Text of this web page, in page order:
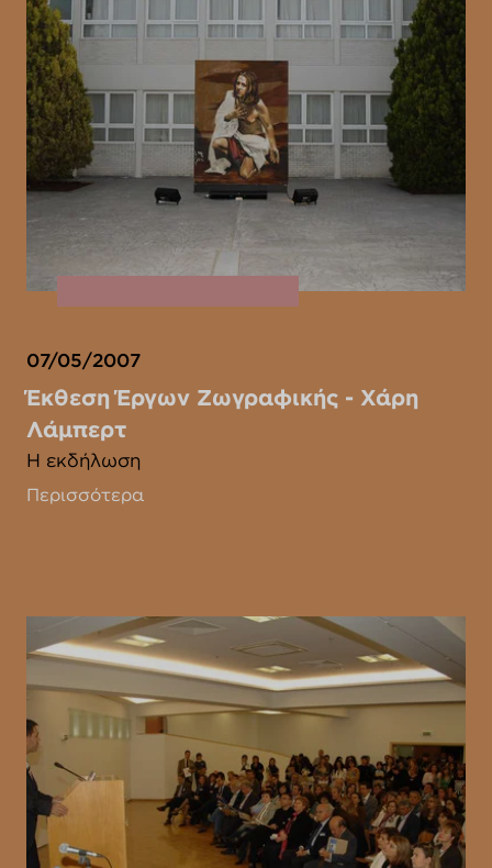
07/05/2007
Έκθεση Έργων Ζωγραφικής - Χάρη
Λάμπερτ
Η εκδήλωση
Περισσότερα